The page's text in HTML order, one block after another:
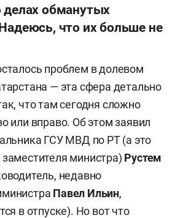
делах обманутых
что их больше не
проблем в долевом
— эта сфера детально
что там сегодня сложно
или вправо. Об этом заявил
ГСУ МВД по РТ (а это
министра) Рустем
недавно
Павел Ильин,
в отпуске). Но вот что